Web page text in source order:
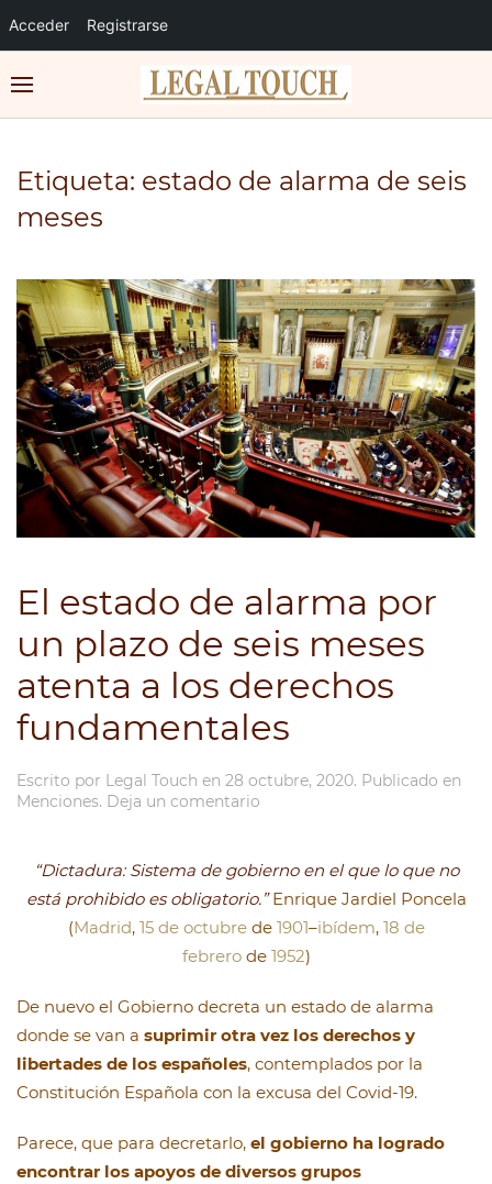
Acceder Registrarse
Etiqueta: estado de alarma de seis
meses
El estado de alarma por
un plazo de seis meses
atenta a los derechos
fundamentales
Escrito por Legal Touch en 28 octubre, 2020. Publicado en
Menciones. Deja un comentario
“Dictadura: Sistema de gobierno en el que lo que no
está prohibido es obligatorio.”Enrique Jardiel Poncela
(Madrid, 15 de octubrede 1901–ibídem, 18 de
febrerode 1952)
De nuevo el Gobierno decreta un estado de alarma
donde se van a suprimir otra vez los derechos y
libertades de los españoles, contemplados por la
Constitución Española con la excusa del Covid-19.
Parece, que para decretarlo, el gobierno ha logrado
encontrar los apoyos de diversos grupos